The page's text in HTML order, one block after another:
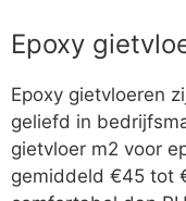
Epoxy
Epoxy gietvloeren
geliefd in
gietvloer m2 voor
gemiddeld €45 tot